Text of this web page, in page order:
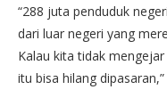
“288 juta penduduk
dari luar negeri yang
Kalau kita tidak
itu bisa hilang